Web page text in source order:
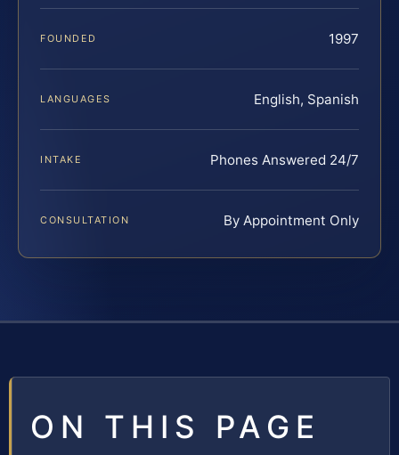
FOUNDED 1997
LANGUAGES English, Spanish
INTAKE Phones Answered 24/7
CONSULTATION By Appointment Only
ON THIS PAGE